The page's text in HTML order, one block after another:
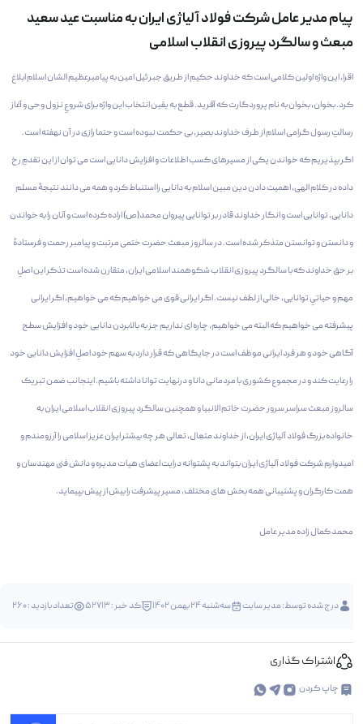
پیام مدیر عامل شرکت فولاد آلیاژی ایران به مناسبت عید سعید
مبعث و سالگرد پیروزی انقلاب اسلامی
اقرا، این واژه اولین کلامی است که خداوند حکیم از طریق جبرئیل امین به پیامبرعظیم الشان اسلام ابلاغ
کرد. بخوان، بخوان به نام پروردگارت که آفرید. قطع به یقین انتخاب این واژه برای شروعِ نزول وحی و آغاز
رسالتِ رسول گرامی اسلام از طرف خداوند بصیر، بی حکمت نبوده است و حتما رازی در آن نهفته است.
اگر بپذیریم که خواندن یکی از مسیرهای کسب اطلاعات و افزایش دانایی است می توان از این تقدمِ رخ
داده در کلام الهی، اهمیت دادن دین مبین اسلام به دانایی را استنباط کرد و همه می دانند نتیجۀ مسلم
دانایی، توانایی است و انگار خداوند قادر بر توانایی پیروان محمد(ص) اراده کرده است و آنان را به خواندن
و دانستن و توانستن متذکر شده است. در سالروز مبعث حضرت ختمی مرتبت و پیامبر رحمت و فرستادۀ
بر حق خداوند که با سالگرد پیروزی انقلاب شکوهمند اسلامی ایران، متقارن شده است تذکر این اصلِ
مهم و حیاتیِ توانایی، خالی از لطف نیست. اگر ایرانی قوی می خواهیم که می خواهیم، اگر ایرانی
پیشرفته می خواهیم که البته می خواهیم، چاره ای نداریم جز به بالابردن دانایی خود و افزایش سطح
آگاهی خود و هر فرد ایرانی موظف است در جایگاهی که قرار دارد به سهم خود اصلِ افزایش دانایی خود
را رعایت کند و در مجموع کشوری با مردمانی دانا و درنهایت توانا داشته باشیم. اینجانب ضمن تبریک
سالروز مبعث سراسر سرور حضرت خاتم الانبیا و همچنین سالگرد پیروزی انقلاب اسلامی ایران به
خانواده بزرگ فولاد آلیاژی ایران، از خداوند متعال، تعالی هر چه بیشتر ایران عزیز اسلامی را آرزومندم و
امیدوارم شرکت فولاد آلیاژی ایران بتواند به پشتوانه درایت اعضای هیات مدیره و دانش فنی مهندسان و
همت کارگران و پشتیبانی همه بخش های مختلف، مسیر پیشرفت را بیش از پیش بپیماید.
محمد کمال زاده مدیر عامل
درج شده توسط:مدیر سایت سه‌شنبه 24 بهمن 1402 کد خبر : 52713 تعداد بازدید : 260
اشتراک گذاری
چاپ کردن